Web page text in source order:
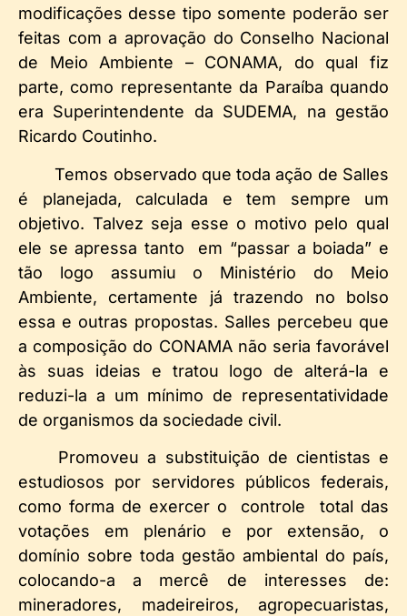
modificações desse tipo somente poderão ser
feitas com a aprovação do Conselho Nacional
de Meio Ambiente – CONAMA, do qual fiz
parte, como representante da Paraíba quando
era Superintendente da SUDEMA, na gestão
Ricardo Coutinho.
Temos observado que toda ação de Salles
é planejada, calculada e tem sempre um
objetivo. Talvez seja esse o motivo pelo qual
ele se apressa tanto em “passar a boiada” e
tão logo assumiu o Ministério do Meio
Ambiente, certamente já trazendo no bolso
essa e outras propostas. Salles percebeu que
a composição do CONAMA não seria favorável
às suas ideias e tratou logo de alterá-la e
reduzi-la a um mínimo de representatividade
de organismos da sociedade civil.
Promoveu a substituição de cientistas e
estudiosos por servidores públicos federais,
como forma de exercer o controle total das
votações em plenário e por extensão, o
domínio sobre toda gestão ambiental do país,
colocando-a a mercê de interesses de:
mineradores, madeireiros, agropecuaristas,